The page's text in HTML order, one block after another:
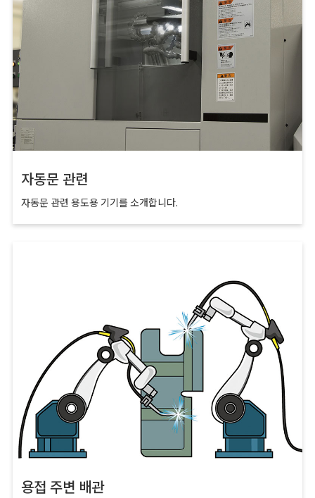
자동문 관련
자동문 관련 용도용 기기를 소개합니다.
용접 주변 배관